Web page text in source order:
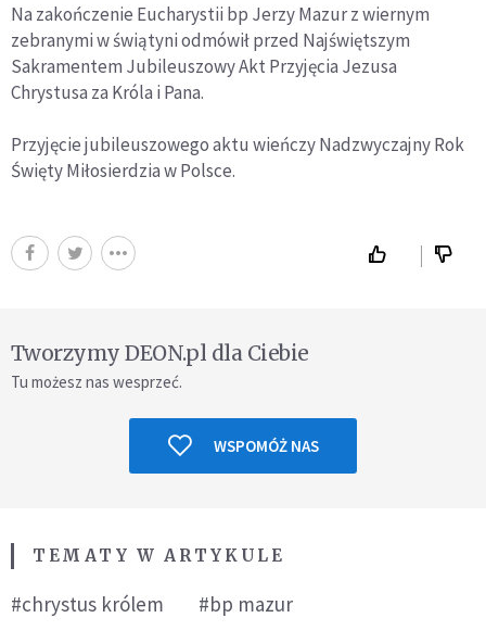
Na zakończenie Eucharystii bp Jerzy Mazur z wiernym
zebranymi w świątyni odmówił przed Najświętszym
Sakramentem Jubileuszowy Akt Przyjęcia Jezusa
Chrystusa za Króla i Pana.
Przyjęcie jubileuszowego aktu wieńczy Nadzwyczajny Rok
Święty Miłosierdzia w Polsce.
Tworzymy DEON.pl dla Ciebie
Tu możesz nas wesprzeć.
WSPOMÓŻ NAS
TEMATY W ARTYKULE
#chrystus królem #bp mazur